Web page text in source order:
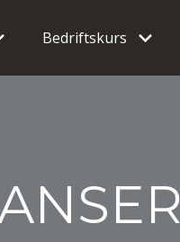
Bedriftskurs